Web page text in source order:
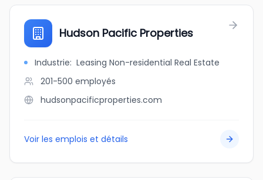
Hudson Pacific Properties
Industrie: Leasing Non-residential Real Estate
201-500 employés
hudsonpacificproperties.com
Voir les emplois et détails